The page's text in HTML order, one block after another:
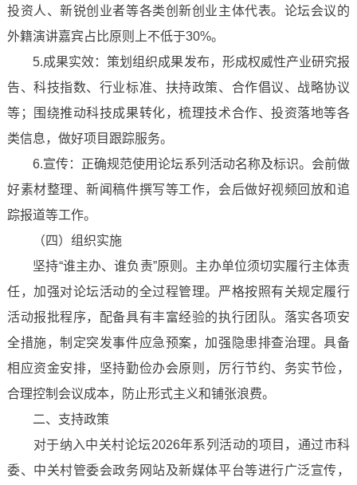
投资人、新锐创业者等各类创新创业主体代表。论坛会议的
外籍演讲嘉宾占比原则上不低于30%。
5.成果实效：策划组织成果发布，形成权威性产业研究报
告、科技指数、行业标准、扶持政策、合作倡议、战略协议
等；围绕推动科技成果转化，梳理技术合作、投资落地等各
类信息，做好项目跟踪服务。
6.宣传：正确规范使用论坛系列活动名称及标识。会前做
好素材整理、新闻稿件撰写等工作，会后做好视频回放和追
踪报道等工作。
（四）组织实施
坚持“谁主办、谁负责”原则。主办单位须切实履行主体责
任，加强对论坛活动的全过程管理。严格按照有关规定履行
活动报批程序，配备具有丰富经验的执行团队。落实各项安
全措施，制定突发事件应急预案，加强隐患排查治理。具备
相应资金安排，坚持勤俭办会原则，厉行节约、务实节俭，
合理控制会议成本，防止形式主义和铺张浪费。
二、支持政策
对于纳入中关村论坛2026年系列活动的项目，通过市科
委、中关村管委会政务网站及新媒体平台等进行广泛宣传，